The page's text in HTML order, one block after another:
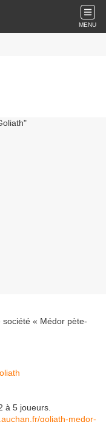
MENU
« Médor pète-
à 5 joueurs.
goliath-medor-